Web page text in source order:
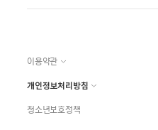
이용약관
개인정보처리방침
청소년보호정책